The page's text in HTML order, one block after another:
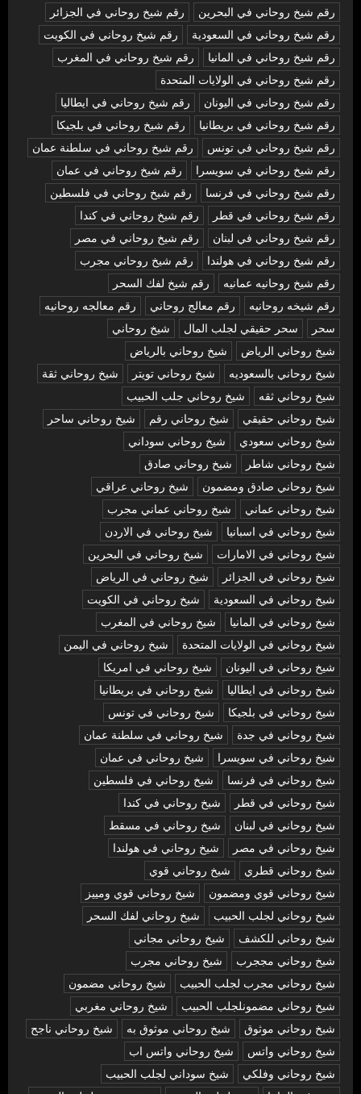
رقم شيخ روحاني في البحرين
رقم شيخ روحاني في الجزائر
رقم شيخ روحاني في السعودية
رقم شيخ روحاني في الكويت
رقم شيخ روحاني في المانيا
رقم شيخ روحاني في المغرب
رقم شيخ روحاني في الولايات المتحدة
رقم شيخ روحاني في اليونان
رقم شيخ روحاني في ايطاليا
رقم شيخ روحاني في بريطانيا
رقم شيخ روحاني في بلجيكا
رقم شيخ روحاني في تونس
رقم شيخ روحاني في سلطنة عمان
رقم شيخ روحاني في سويسرا
رقم شيخ روحاني في عمان
رقم شيخ روحاني في فرنسا
رقم شيخ روحاني في فلسطين
رقم شيخ روحاني في قطر
رقم شيخ روحاني في كندا
رقم شيخ روحاني في لبنان
رقم شيخ روحاني في مصر
رقم شيخ روحاني في هولندا
رقم شيخ روحاني مجرب
رقم شيخ روحانيه عمانيه
رقم شيخ لفك السحر
رقم شيخه روحانيه
رقم معالج روحاني
رقم معالجه روحانيه
سحر
سحر حقيقي لجلب المال
شيخ روحاني
شيخ روحاني الرياض
شيخ روحاني بالرياض
شيخ روحاني بالسعوديه
شيخ روحاني تويتر
شيخ روحاني ثقة
شيخ روحاني ثقه
شيخ روحاني جلب الحبيب
شيخ روحاني حقيقي
شيخ روحاني رقم
شيخ روحاني ساحر
شيخ روحاني سعودي
شيخ روحاني سوداني
شيخ روحاني شاطر
شيخ روحاني صادق
شيخ روحاني صادق ومضمون
شيخ روحاني عراقي
شيخ روحاني عماني
شيخ روحاني عماني مجرب
شيخ روحاني في اسبانيا
شيخ روحاني في الاردن
شيخ روحاني في الامارات
شيخ روحاني في البحرين
شيخ روحاني في الجزائر
شيخ روحاني في الرياض
شيخ روحاني في السعودية
شيخ روحاني في الكويت
شيخ روحاني في المانيا
شيخ روحاني في المغرب
شيخ روحاني في الولايات المتحدة
شيخ روحاني في اليمن
شيخ روحاني في اليونان
شيخ روحاني في امريكا
شيخ روحاني في ايطاليا
شيخ روحاني في بريطانيا
شيخ روحاني في بلجيكا
شيخ روحاني في تونس
شيخ روحاني في جدة
شيخ روحاني في سلطنة عمان
شيخ روحاني في سويسرا
شيخ روحاني في عمان
شيخ روحاني في فرنسا
شيخ روحاني في فلسطين
شيخ روحاني في قطر
شيخ روحاني في كندا
شيخ روحاني في لبنان
شيخ روحاني في مسقط
شيخ روحاني في مصر
شيخ روحاني في هولندا
شيخ روحاني قطري
شيخ روحاني قوي
شيخ روحاني قوي ومضمون
شيخ روحاني قوي ومييز
شيخ روحاني لجلب الحبيب
شيخ روحاني لفك السحر
شيخ روحاني للكشف
شيخ روحاني مجاني
شيخ روحاني مججرب
شيخ روحاني مجرب
شيخ روحاني مجرب لجلب الحبيب
شيخ روحاني مضمون
شيخ روحاني مضمونلجلب الحبيب
شيخ روحاني مغربي
شيخ روحاني موثوق
شيخ روحاني موثوق به
شيخ روحاني ناجح
شيخ روحاني واتس
شيخ روحاني واتس اب
شيخ روحاني وفلكي
شيخ سوداني لجلب الحبيب